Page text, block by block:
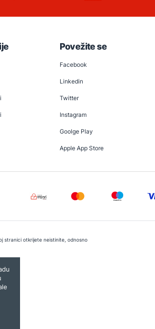
Povežite se
Facebook
Linkedin
Twitter
Instagram
Goolge Play
Apple App Store
stranici otkrijete neistinite, odnosno